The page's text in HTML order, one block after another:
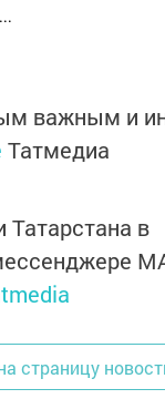
важным и
Татмедиа
Татарстана в
страницу